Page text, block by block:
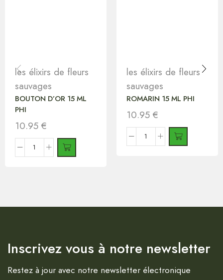
les élixirs de fleurs
sauvages
BOUTON D’OR 15 ML
PHI
10.95 €
les élixirs de fleurs
sauvages
ROMARIN 15 ML PHI
10.95 €
Inscrivez vous à notre newsletter
Restez à jour avec notre newsletter électronique